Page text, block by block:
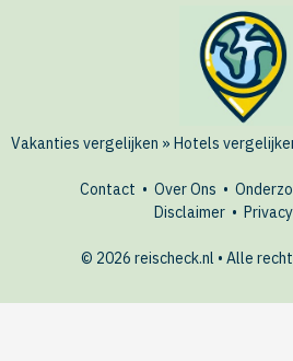
Vakanties vergelijken » Hotels
Contact • Over Ons •
Disclaimer•
© 2026 reischeck.nl • Alle